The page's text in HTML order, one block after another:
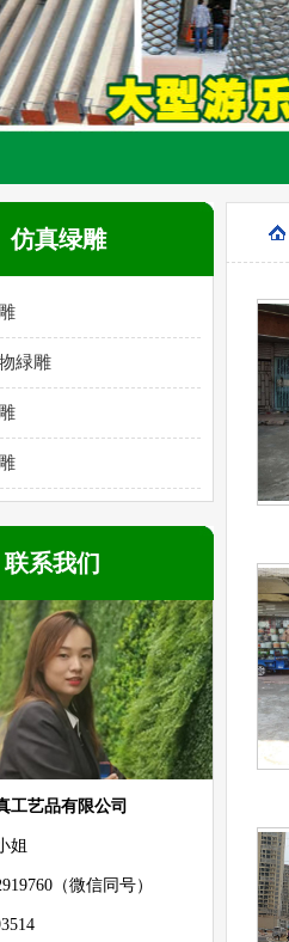
仿真绿雕
緑雕
联系我们
工艺品有限公司
姐
（微信同号）